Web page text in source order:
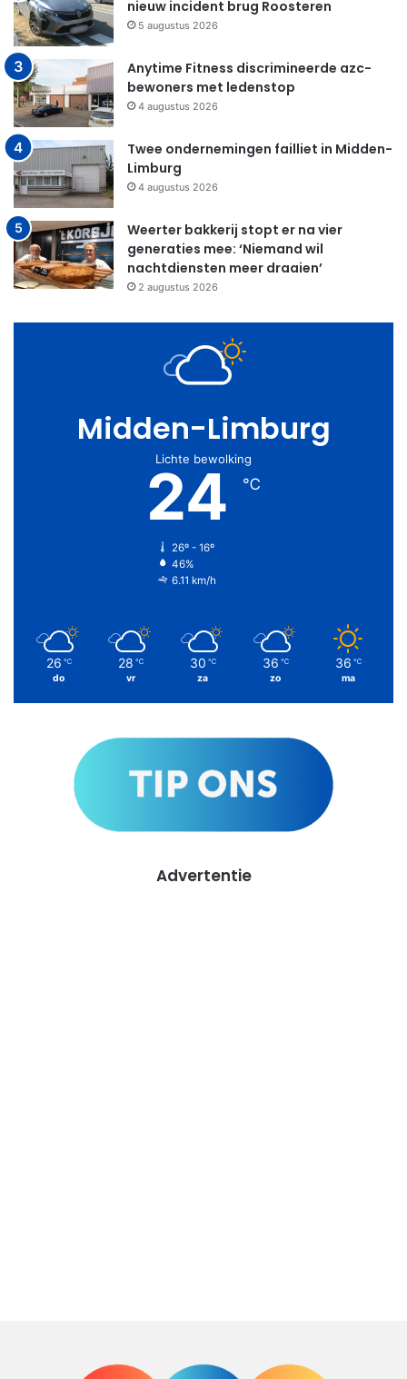
nieuw incident brug Roosteren
5 augustus 2026
Anytime Fitness discrimineerde azc-
bewoners met ledenstop
4 augustus 2026
Twee ondernemingen failliet in Midden-
Limburg
4 augustus 2026
Weerter bakkerij stopt er na vier
generaties mee: ‘Niemand wil
nachtdiensten meer draaien’
2 augustus 2026
Midden-Limburg
Lichte bewolking
24 ℃
26º - 16º
46%
6.11 km/h
26 ℃
do
28 ℃
vr
30 ℃
za
36 ℃
zo
36 ℃
ma
Advertentie